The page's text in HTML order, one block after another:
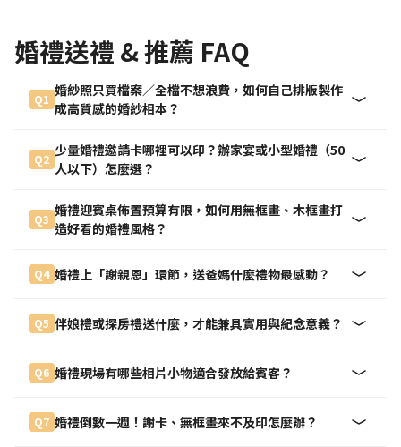
婚禮送禮 & 推薦 FAQ
Q1
婚紗照只買檔案／全檔不想浪費，如何自己排版製作
成高質感的婚紗相本？
Q2
少量婚禮邀請卡哪裡可以印？辦家宴或小型婚禮（50
人以下）怎麼選？
Q3
婚禮迎賓桌佈置預算有限，如何用無框畫、木框畫打
造好看的婚禮風格？
Q4 婚禮上「謝親恩」環節，送爸媽什麼禮物最感動？
Q5 伴娘禮或探房禮送什麼，才能兼具實用與紀念意義？
Q6 婚禮現場有哪些相片小物適合發放給賓客？
Q7 婚禮倒數一週！謝卡、無框畫來不及印怎麼辦？